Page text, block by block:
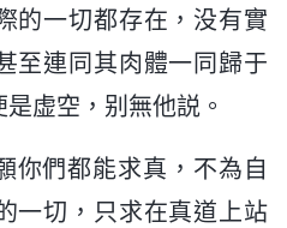
的一切都存在，没有實
至連同其肉體一同歸于
虚空，别無他説。
你們都能求真，不為自
一切，只求在真道上站